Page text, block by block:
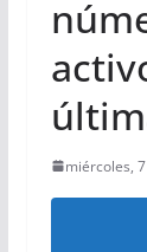
miércoles,